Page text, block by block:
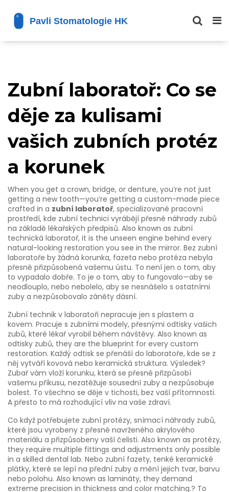
Zubní laboratoř: Co se
děje za kulisami
vašich zubních protéz
a korunek
When you get a crown, bridge, or denture, you’re not just
getting a new tooth—you’re getting a custom-made piece
crafted in a zubní laboratoř, specializované pracovní
prostředí, kde zubní technici vyrábějí přesné náhrady zubů
na základě lékařských předpisů. Also known as zubní
technická laboratoř, it is the unseen engine behind every
natural-looking restoration you see in the mirror. Bez zubní
laboratoře by žádná korunka, fazeta nebo protéza nebyla
přesně přizpůsobená vašemu ústu. To není jen o tom, aby
to vypadalo dobře. To je o tom, aby to fungovalo—aby se
neodlouplo, nebo nebolelo, aby se nesnášelo s ostatními
zuby a nezpůsobovalo záněty dásní.
Zubní technik v laboratoři nepracuje jen s plastem a
kovem. Pracuje s zubními modely, přesnými odtisky vašich
zubů, které lékař vyrobil během návštěvy. Also known as
odtisky zubů, they are the blueprint for every custom
restoration. Každý odtisk se přenáší do laboratoře, kde se z
něj vytváří kovová nebo keramická struktura. Výsledek?
Zubař vám vloží korunku, která se přesně přizpůsobí
vašemu příkusu, nezatěžuje sousední zuby a nezpůsobuje
bolest. To všechno se děje v tichosti, bez vaší přítomnosti.
A přesto to má rozhodující vliv na vaše zdraví.
Co když potřebujete zubní protézy, snímací náhrady zubů,
které jsou vyrobeny z přesně navrženého akrylového
materiálu a přizpůsobeny vaší čelisti. Also known as protézy,
they require multiple fittings and adjustments only possible
in a skilled dental lab. Nebo zubní fazety, tenké keramické
plátky, které se lepí na přední zuby a mění jejich tvar, barvu
nebo polohu. Also known as lamináty, they demand
extreme precision in thickness and color matching.? To